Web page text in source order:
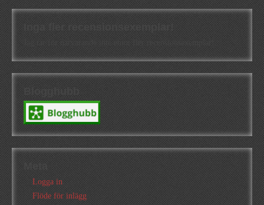
Inga fler recensionsexemplar!
Meta
Logga in
Flöde för inlägg